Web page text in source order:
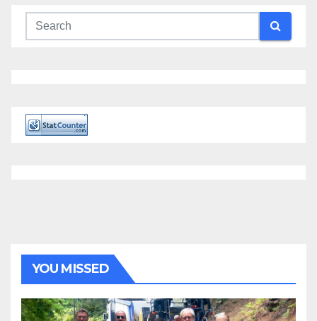
YOU MISSED